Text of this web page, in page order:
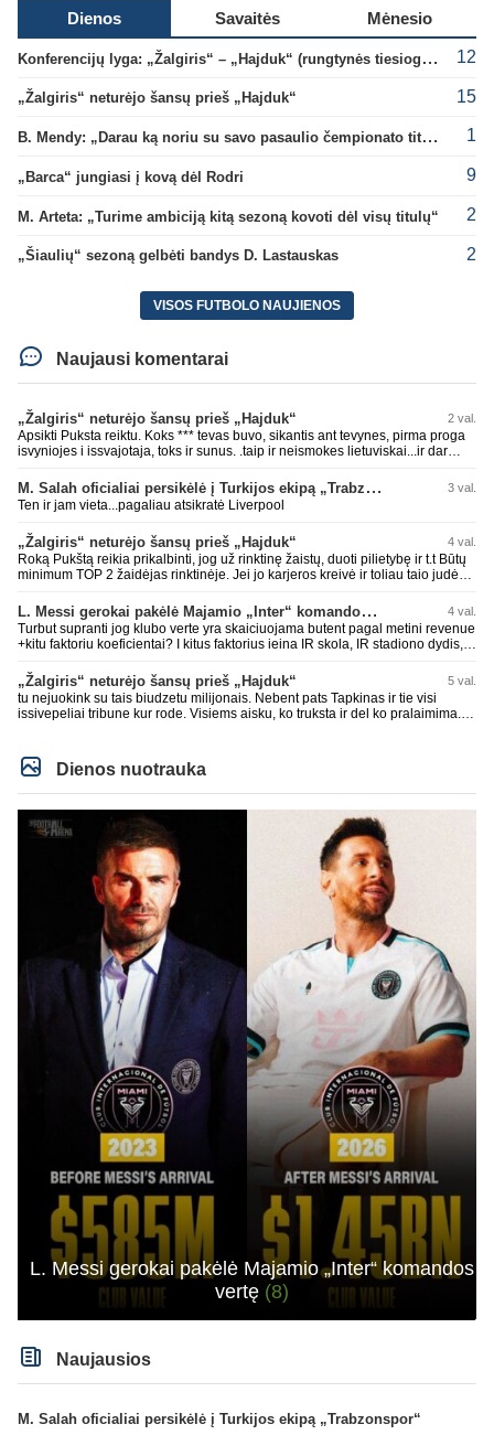
Dienos Savaitės Mėnesio
Konferencijų lyga: „Žalgiris“ – „Hajduk“ (rungtynės tiesiogiai) 12
„Žalgiris“ neturėjo šansų prieš „Hajduk“ 15
B. Mendy: „Darau ką noriu su savo pasaulio čempionato titulu“ 1
„Barca“ jungiasi į kovą dėl Rodri 9
M. Arteta: „Turime ambiciją kitą sezoną kovoti dėl visų titulų“ 2
„Šiaulių“ sezoną gelbėti bandys D. Lastauskas 2
VISOS FUTBOLO NAUJIENOS
Naujausi komentarai
„Žalgiris“ neturėjo šansų prieš „Hajduk“ 2 val.
Apsikti Puksta reiktu. Koks *** tevas buvo, sikantis ant tevynes, pirma proga
isvyniojes i issvajotaja, toks ir sunus. .taip ir neismokes lietuviskai...ir dar
laurynas ikalbins
M. Salah oficialiai persikėlė į Turkijos ekipą „Trabzonspor“ 3 val.
Ten ir jam vieta...pagaliau atsikratė Liverpool
„Žalgiris“ neturėjo šansų prieš „Hajduk“ 4 val.
Roką Pukštą reikia prikalbinti, jog už rinktinę žaistų, duoti pilietybę ir t.t Būtų
minimum TOP 2 žaidėjas rinktinėje. Jei jo karjeros kreivė ir toliau taio judės,
L. Messi gerokai pakėlė Majamio „Inter“ komandos vertę 4 val.
Turbut supranti jog klubo verte yra skaiciuojama butent pagal metini revenue
+kitu faktoriu koeficientai? I kitus faktorius ieina IR skola, IR stadiono dydis,
puikiausiai sugeneravo rekordini 1.1B revenue, kas stipriai prisidejo prie
milzinisko klubo vertes suoli siemet. Be to, tie 200 pamineti cia yra visiskai
on-point, jeigu jau musu mylimas D. prasneko apie klubo vertes kelima, arba
CR atveju - numusima.
„Žalgiris“ neturėjo šansų prieš „Hajduk“ 5 val.
tu nejuokink su tais biudzetu milijonais. Nebent pats Tapkinas ir tie visi
issivepeliai tribune kur rode. Visiems aisku, ko truksta ir del ko pralaimima.
kasperunas nesusigaudys. Aciu, mercys, lauksim wilno grietineles
besivaipanciu itamet Konfu lygoje 20 tukst. stadione...jei makleriui tapinui
neatsibos sitas projektas
Dienos nuotrauka
L. Messi gerokai pakėlė Majamio „Inter“ komandos
vertę (8)
Naujausios
M. Salah oficialiai persikėlė į Turkijos ekipą „Trabzonspor“